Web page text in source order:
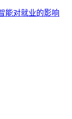
能对就业的影响